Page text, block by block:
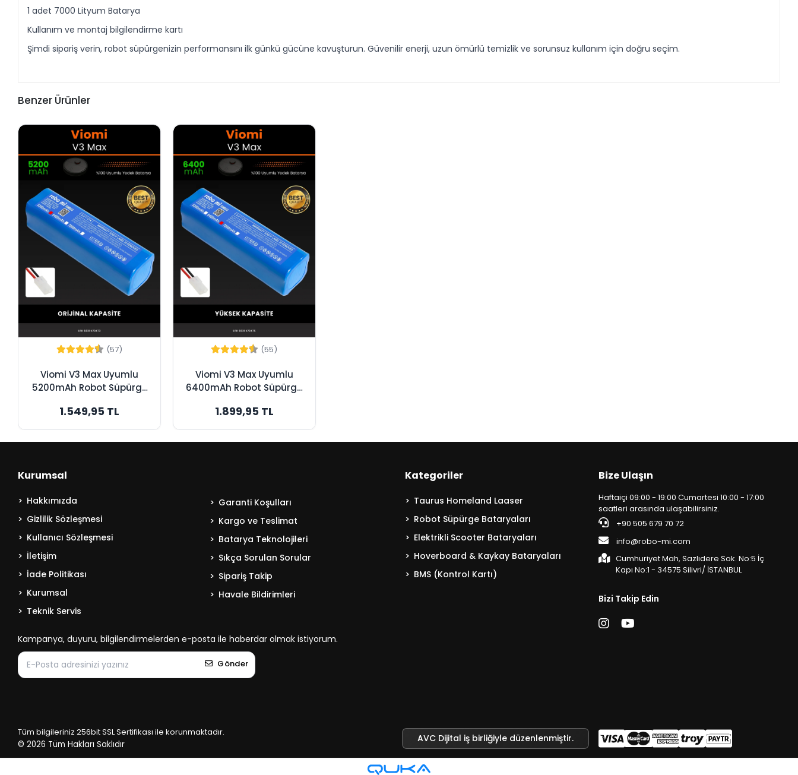
1 adet 7000 Lityum Batarya
Kullanım ve montaj bilgilendirme kartı
Şimdi sipariş verin, robot süpürgenizin performansını ilk günkü gücüne kavuşturun. Güvenilir enerji, uzun ömürlü temizlik ve sorunsuz kullanım için doğru seçim.
Benzer Ürünler
(57)
Viomi V3 Max Uyumlu
5200mAh Robot Süpürge
Kapasite
1.549,95 TL
(55)
Viomi V3 Max Uyumlu
6400mAh Robot Süpürge
Kapasite
1.899,95 TL
Kurumsal
Hakkımızda
Gizlilik Sözleşmesi
Kullanıcı Sözleşmesi
İletişim
İade Politikası
Kurumsal
Teknik Servis
Garanti Koşulları
Kargo ve Teslimat
Batarya Teknolojileri
Sıkça Sorulan Sorular
Sipariş Takip
Havale Bildirimleri
Kampanya, duyuru, bilgilendirmelerden e-posta ile haberdar olmak istiyorum.
Gönder
Kategoriler
Taurus Homeland Laaser
Robot Süpürge Bataryaları
Elektrikli Scooter Bataryaları
Hoverboard & Kaykay Bataryaları
BMS (Kontrol Kartı)
Bize Ulaşın
Haftaiçi 09:00 - 19:00 Cumartesi 10:00 - 17:00
saatleri arasında ulaşabilirsiniz.
+90 505 679 70 72
info@robo-mi.com
Cumhuriyet Mah, Sazlıdere Sok. No:5 İç
Kapı No:1 - 34575 Silivri/ İSTANBUL
Bizi Takip Edin
Tüm bilgileriniz 256bit SSL Sertifikası ile korunmaktadır.
© 2026 Tüm Hakları Saklıdır
AVC Dijital iş birliğiyle düzenlenmiştir.